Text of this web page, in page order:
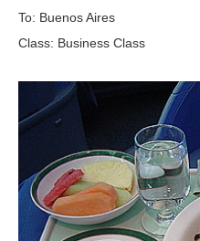
To: Buenos Aires
Class: Business Class